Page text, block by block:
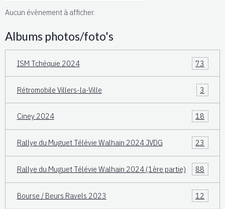
Aucun évènement à afficher.
Albums photos/foto's
ISM Tchéquie 2024 73
Rétromobile Villers-la-Ville 3
Ciney 2024 18
Rallye du Muguet Télévie Walhain 2024 JVDG 23
Rallye du Muguet Télévie Walhain 2024 (1ère partie) 88
Bourse / Beurs Ravels 2023 12